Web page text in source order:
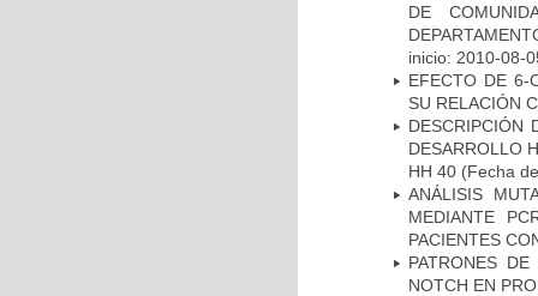
DE
inicio: 2010-08-
EFECTO DE 6-
SU RELACIÓN
DESCRIPCIÓN
DESARROLLO
HH 40 (Fecha
ANÁLISIS
MEDIANTE
PACIENTES
PATRONES
NOTCH EN